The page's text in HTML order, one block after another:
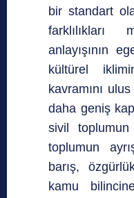
bir standart
farklılıkları
anlayışının
kültürel
kavramını
daha geniş
sivil
toplumun
barış,
kamu